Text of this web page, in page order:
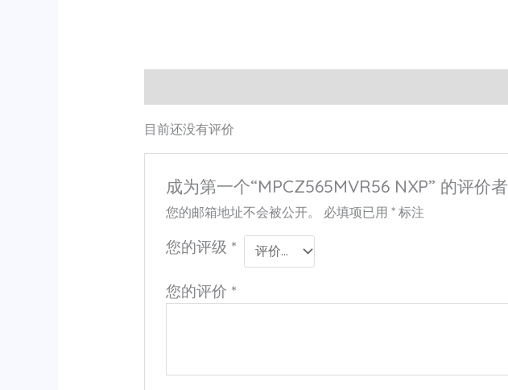
目前还没有评价
成为第一个“MPCZ565MVR56 NXP” 的评价者
您的邮箱地址不会被公开。 必填项已用* 标注
您的评级 *
您的评价 *